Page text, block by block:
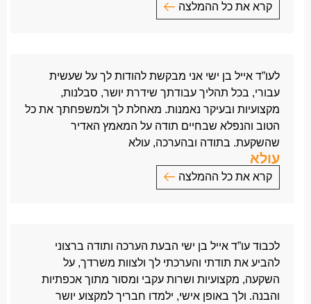
קרא את כל ההמלצה
מכתב זה.
הגעתי אליכם מנתניה בגלל המלצת חברה ואני מברכת
על כך!
אני שמחה שהתיק הגיע לידיים כ”כ מקצועיות וכ”כ נכונות.
ואציין שהייתי בייעוץ אצל עו”ד נוספים בנתניה שביטלו
אותי… לכן לך איתי באופן אישי אני מודה על קור הרוח,
על הנוכחות בכל בעיה, על המקצועיות, על הדייקנות על
ההרגשה הטובה והאופטימיות שאתה משדר מאוד מאוד
מחזקת!!!
אשרך עורך דין מוצלח…
גולן וליאת מסורי
לעו”ד אייל בן ישי אני מבקשת להודות לך על שעשית
עבורי, בכל תהליך עבודתך שידרת יושר, סבלנות,
מקצועיות ובעיקר נאמנות. מאחלת לך ולמשפחתך את כל
הטוב והנפלא שבחיים תודה על המאמץ האדיר
שהשקעת. בתודה ובהערכה, עולא
עולא
קרא את כל ההמלצה
ובעיקר נאמנות.
מאחלת לך ולמשפחתך את כל הטוב והנפלא שבחיים
תודה על המאמץ האדיר שהשקעת.
בתודה ובהערכה,
לכבוד עו”ד אייל בן ישי הבעת הערכה ותודה ברצוני
להביע את תודתי והערכתי לך ולצוות משרדך, על
השקעה, מקצועיות ושרות עקבי ומסור מתוך אכפתיות
והבנה. ולך באופן אישי, ילמדו חבריך למקצוע יושר